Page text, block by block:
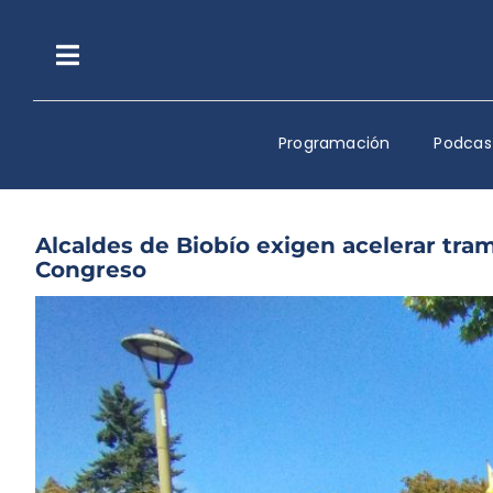
contenidoToggle
Navigation
Programación
Alcaldes de Biobío exigen acelerar
Congreso